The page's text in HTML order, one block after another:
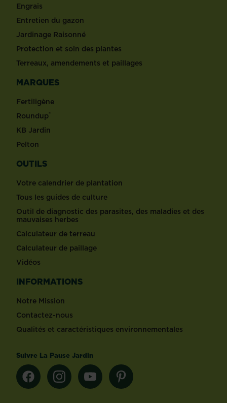
Engrais
Entretien du gazon
Jardinage Raisonné
Protection et soin des plantes
Terreaux, amendements et paillages
MARQUES
Fertiligène
Roundup®
KB Jardin
Pelton
OUTILS
Votre calendrier de plantation
Tous les guides de culture
Outil de diagnostic des parasites, des maladies et des
mauvaises herbes
Calculateur de terreau
Calculateur de paillage
Vidéos
INFORMATIONS
Notre Mission
Contactez-nous
Qualités et caractéristiques environnementales
Suivre La Pause Jardin